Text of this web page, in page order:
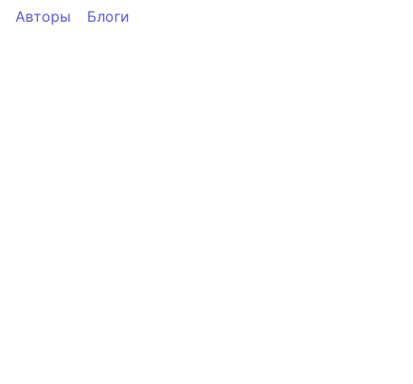
Авторы Блоги